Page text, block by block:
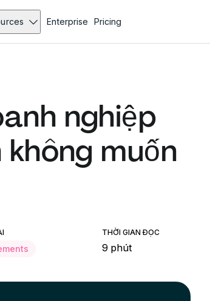
Enterprise Pricing
nghiệp
muốn
THỜI GIAN ĐỌC
9 phút